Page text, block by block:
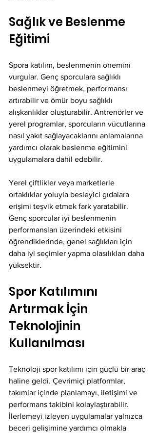
Sağlık ve Beslenme
Eğitimi
Spora katılım, beslenmenin önemini
vurgular. Genç sporculara sağlıklı
beslenmeyi öğretmek, performansı
artırabilir ve ömür boyu sağlıklı
alışkanlıklar oluşturabilir. Antrenörler ve
yerel programlar, sporcuların vücutlarına
nasıl yakıt sağlayacaklarını anlamalarına
yardımcı olarak beslenme eğitimini
uygulamalara dahil edebilir.
Yerel çiftlikler veya marketlerle
ortaklıklar yoluyla besleyici gıdalara
erişimi teşvik etmek fark yaratabilir.
Genç sporcular iyi beslenmenin
performansları üzerindeki etkisini
öğrendiklerinde, genel sağlıkları için
daha iyi seçimler yapma olasılıkları daha
yüksektir.
Spor Katılımını
Artırmak İçin
Teknolojinin
Kullanılması
Teknoloji spor katılımı için güçlü bir araç
haline geldi. Çevrimiçi platformlar,
takımlar içinde planlamayı, iletişimi ve
performans takibini kolaylaştırabilir.
İlerlemeyi izleyen uygulamalar yalnızca
beceri gelişimine yardımcı olmakla